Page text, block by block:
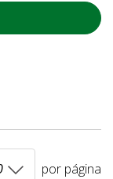
por página